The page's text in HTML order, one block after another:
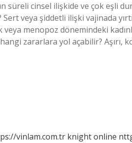
süreli cinsel ilişkide ve çok eşli
veya şiddetli ilişki vajinada
menopoz dönemindeki
zararlara yol açabilir?
vinlam.com.tr knight online